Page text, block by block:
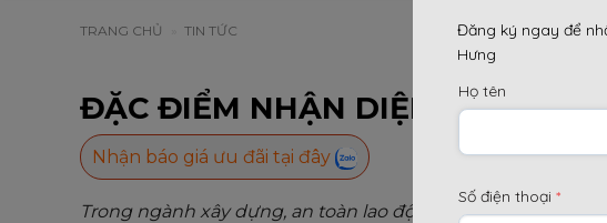
TRANG CHỦ TIN TỨC
ĐẶC ĐIỂM NHẬN DIỆN 1 BỘ
Nhận báo giá ưu đãi tại đây
Trong ngành xây dựng, an toàn lao động và độ bền của
Đăng ký ngay để
Hưng
Họ tên
Số điện thoại *